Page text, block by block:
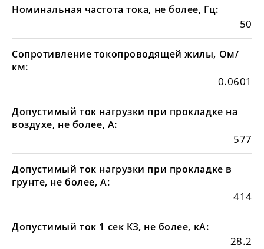
Номинальная частота тока, не более, Гц:
50
Сопротивление токопроводящей жилы, Ом/
км:
0.0601
Допустимый ток нагрузки при прокладке на
воздухе, не более, А:
577
Допустимый ток нагрузки при прокладке в
грунте, не более, А:
414
Допустимый ток 1 сек КЗ, не более, кА:
28.2